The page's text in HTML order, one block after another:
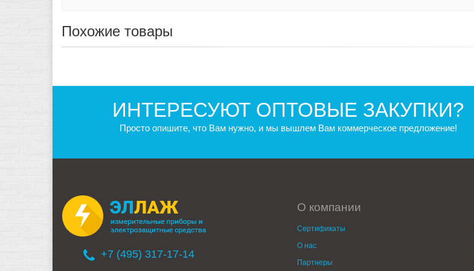
Похожие товары
ИНТЕРЕСУЮТ ОПТОВЫЕ ЗАКУПКИ?
Просто опишите, что Вам нужно, и мы вышлем Вам коммерческое предложение!
+7 (495) 317-17-14
О компании
Сертификаты
О нас
Партнеры